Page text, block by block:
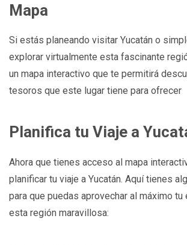
Mapa
Si estás planeando visitar Yucatán o
explorar virtualmente esta fascinante
un mapa interactivo que te permitirá
tesoros que este lugar tiene para ofrecer
Planifica tu Viaje a
Ahora que tienes acceso al mapa
planificar tu viaje a Yucatán. Aquí tienes
para que puedas aprovechar al máximo tu
esta región maravillosa: